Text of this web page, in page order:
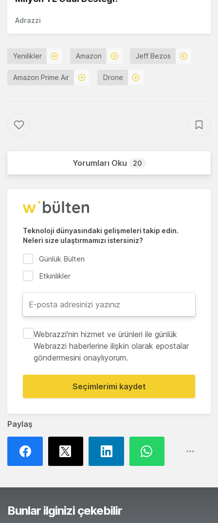
Paylaş
Adrazzi
Yenilikler Amazon Jeff Bezos
Amazon Prime Air Drone
Yorumları Oku 20
Teknoloji dünyasındaki gelişmeleri takip edin.
Neleri size ulaştırmamızı istersiniz?
Günlük Bülten
Etkinlikler
Webrazzi'nin hizmet ve ürünleri ile günlük
Webrazzi haberlerine ilişkin olarak epostalar
göndermesini onaylıyorum.
Seçimlerimi kaydet
Bunlar ilginizi çekebilir